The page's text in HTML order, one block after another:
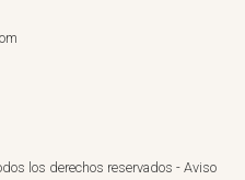
los derechos reservados - Aviso